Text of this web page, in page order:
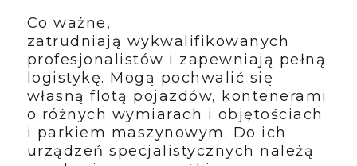
Co ważne,
zatrudniają wykwalifikowanych
profesjonalistów i zapewniają pełną
logistykę. Mogą pochwalić się
własną flotą pojazdów, kontenerami
o różnych wymiarach i objętościach
i parkiem maszynowym. Do ich
urządzeń specjalistycznych należą